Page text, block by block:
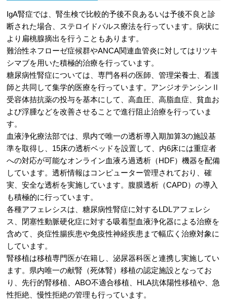
IgA腎症では、腎生検で比較的予後不良あるいは予後不良と診
断された場合、ステロイドパルス療法を行っています。病状に
より扁桃腺摘出を行うこともあります。
難治性ネフローゼ症候群やANCA関連血管炎に対してはリツキ
シマブを用いた積極的治療を行っています。
糖尿病性腎症については、専門各科の医師、管理栄養士、看護
師と共同して集学的医療を行っています。アンジオテンシンⅡ
受容体拮抗薬の投与を基本にして、高血圧、高脂血症、貧血お
よび浮腫などを改善させることで進行阻止治療を行っていま
す。
血液浄化療法部では、県内で唯一の透析導入期加算3の施設基
準を取得し、15床の透析ベッドを設置して、内6床には重症者
への対応が可能なオンライン血液ろ過透析（HDF）機器を配備
しています。透析情報はコンピューター管理されており、確
実、安全な透析を実施しています。腹膜透析（CAPD）の導入
も積極的に行っています。
各種アフェレシスは、糖尿病性腎症に対するLDLアフェレシ
ス、閉塞性動脈硬化症に対する吸着型血液浄化器による治療を
含めて、炎症性腸疾患や免疫性神経疾患まで幅広く治療対象に
しています。
腎移植は移植専門医が在籍し、泌尿器科医と連携し実施してい
ます。県内唯一の献腎（死体腎）移植の認定施設となってお
り、先行的腎移植、ABO不適合移植、HLA抗体陽性移植や、急
性拒絶、慢性拒絶の管理も行っています。